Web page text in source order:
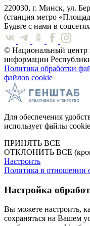
220030, г. Минск, ул.
(станция метро
Будьте с нами в соцсетях
© Национальный центр
информации
Политика обработки
файлов cookie
Для обеспечения
использует файлы cookie
ПРИНЯТЬ ВСЕ
ОТКЛОНИТЬ ВСЕ
Настроить
Политика в отношении
Настройка
Вы можете настроить,
сохраняться на Вашем